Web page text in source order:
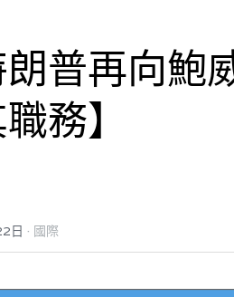
朗普再向
務】
日 · 國際